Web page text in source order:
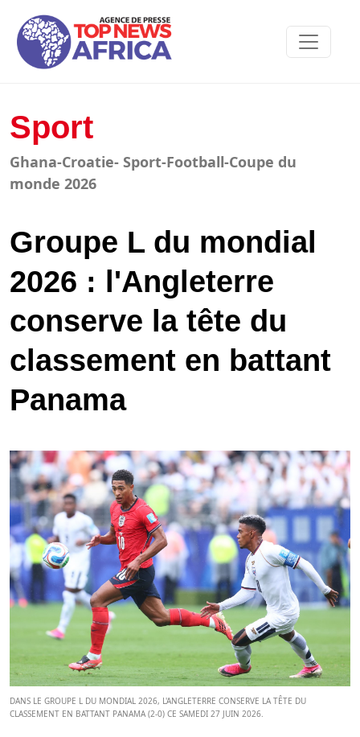
Sport
Ghana-Croatie- Sport-Football-Coupe du
monde 2026
Groupe L du mondial
2026 : l'Angleterre
conserve la tête du
classement en battant
Panama
DANS LE GROUPE L DU MONDIAL 2026, L'ANGLETERRE CONSERVE LA TÊTE DU
CLASSEMENT EN BATTANT PANAMA (2-0) CE SAMEDI 27 JUIN 2026.